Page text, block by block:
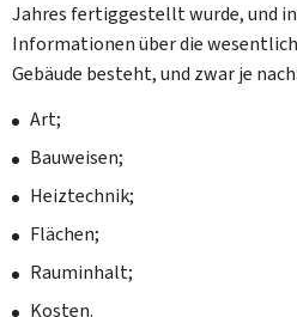
Jahres fertiggestellt wurde, und
Informationen über die
Gebäude besteht, und zwar je nach:
Art;
Bauweisen;
Heiztechnik;
Flächen;
Rauminhalt;
Kosten.